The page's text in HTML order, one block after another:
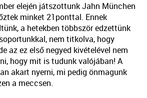
elején játszottunk Jahn München
minket 21ponttal. Ennek
a hetekben többször edzettünk
nem titkolva, hogy
az ez első negyed kivételével nem
hogy mit is tudunk valójában! A
akart nyerni, mi pedig önmagunk
a meccsen.